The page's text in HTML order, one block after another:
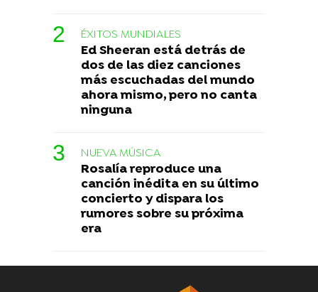
ÉXITOS MUNDIALES
Ed Sheeran está detrás de
dos de las diez canciones
más escuchadas del mundo
ahora mismo, pero no canta
ninguna
NUEVA MÚSICA
Rosalía reproduce una
canción inédita en su último
concierto y dispara los
rumores sobre su próxima
era